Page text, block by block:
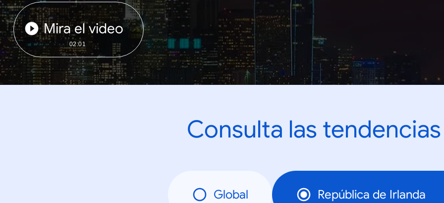
Mira el video
02:01
Consulta las
Global República de Irlanda